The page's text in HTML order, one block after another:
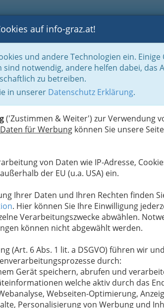
FOTOS GASTRONOMIE BRANCHEN
auf info-graz.at!
und andere Technologien ein. Einige
notwendig, andere helfen dabei, das
zu betreiben.
in unserer Datenschutz Erklärung.
('Zustimmen & Weiter') zur Verwendung
für Werbung können Sie unsere Seite
von Daten wie IP-Adresse,
der EU (u.a. USA) ein.
Ihrer Daten und Ihren Rechten finden
. Hier können Sie Ihre Einwilligung
Verarbeitungszwecke abwählen.
können nicht abgewählt werden.
(Art. 6 Abs. 1 lit. a DSGVO) führen wir
durch:
Gerät speichern, abrufen und
welche aktiv durch das
Webseiten-Optimierung,
Personalisierung von Werbung und